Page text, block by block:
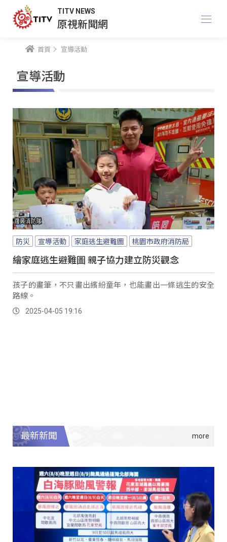
TITV NEWS
原視新聞網
首頁 宣導活動
宣導活動
防災 宣導活動 家庭逃生避難圖 桃園市政府消防局
繪家庭逃生避難圖 親子協力建立防災觀念
孩子的畫筆，不只畫出繽紛童年，也能畫出一條逃生的安全
路線。
2025-04-05 19:16
最新新聞